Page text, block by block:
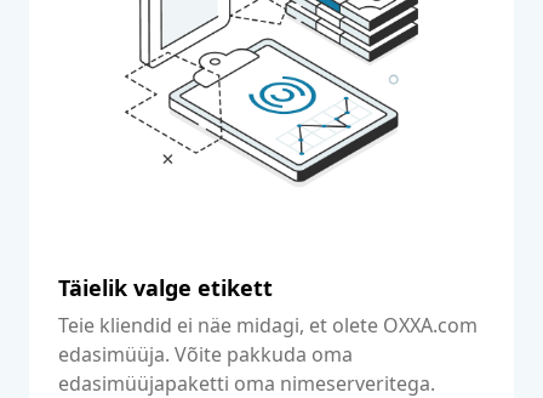
Täielik valge etikett
Teie kliendid ei näe midagi, et olete OXXA.com
edasimüüja. Võite pakkuda oma
edasimüüjapaketti oma nimeserveritega.